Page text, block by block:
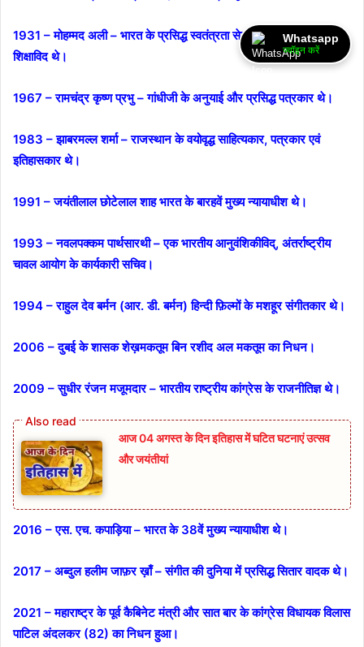
1931 – मोहम्मद अली – भारत के प्रसिद्ध स्वतंत्रता सेनानी, पत्रकार और
शिक्षाविद थे।
1967 – रामचंद्र कृष्ण प्रभु – गांधीजी के अनुयाई और प्रसिद्ध पत्रकार थे।
1983 – झाबरमल्ल शर्मा – राजस्थान के वयोवृद्ध साहित्यकार, पत्रकार एवं
इतिहासकार थे।
1991 – जयंतीलाल छोटेलाल शाह भारत के बारहवें मुख्य न्यायाधीश थे।
1993 – नवलपक्कम पार्थसारथी – एक भारतीय आनुवंशिकीविद्, अंतर्राष्ट्रीय
चावल आयोग के कार्यकारी सचिव।
1994 – राहुल देव बर्मन (आर. डी. बर्मन) हिन्दी फ़िल्मों के मशहूर संगीतकार थे।
2006 – दुबई के शासक शेख़मकतूम बिन रशीद अल मकतूम का निधन।
2009 – सुधीर रंजन मजूमदार – भारतीय राष्ट्रीय कांग्रेस के राजनीतिज्ञ थे।
आज 04 अगस्त के दिन इतिहास में घटित घटनाएं उत्सव
और जयंतीयां
2016 – एस. एच. कपाड़िया – भारत के 38वें मुख्य न्यायाधीश थे।
2017 – अब्दुल हलीम जाफ़र ख़ाँ – संगीत की दुनिया में प्रसिद्ध सितार वादक थे।
2021 – महाराष्ट्र के पूर्व कैबिनेट मंत्री और सात बार के कांग्रेस विधायक विलास
पाटिल अंदलकर (82) का निधन हुआ।
Whatsapp
ज्वॉइन करें